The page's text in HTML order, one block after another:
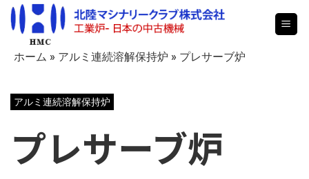
Skip
content
ホーム » アルミ連続溶解保持炉 » プレサーブ炉
アルミ連続溶解保持炉
プレサーブ炉